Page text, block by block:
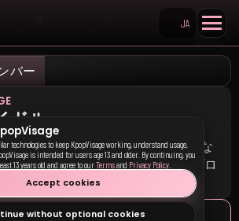
Search KpopVisage
JA
バー
ドル
加して、Ranked にドラッグし、あな
りましょう。ランキングは公開プロ
ます。
technologies to keep KpopVisage working, understand usage,
is intended for users age 13 and older. By continuing, you
13 years old and agree to ourTermsand Privacy Policy
Accept cookies
without optional cookies